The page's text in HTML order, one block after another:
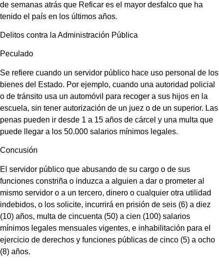
de semanas atrás que Reficar es el mayor desfalco que ha
tenido el país en los últimos años.
Delitos contra la Administración Pública
Peculado
Se refiere cuando un servidor público hace uso personal de los
bienes del Estado. Por ejemplo, cuando una autoridad policial
o de tránsito usa un automóvil para recoger a sus hijos en la
escuela, sin tener autorización de un juez o de un superior. Las
penas pueden ir desde 1 a 15 años de cárcel y una multa que
puede llegar a los 50.000 salarios mínimos legales.
Concusión
El servidor público que abusando de su cargo o de sus
funciones constriña o induzca a alguien a dar o prometer al
mismo servidor o a un tercero, dinero o cualquier otra utilidad
indebidos, o los solicite, incurrirá en prisión de seis (6) a diez
(10) años, multa de cincuenta (50) a cien (100) salarios
mínimos legales mensuales vigentes, e inhabilitación para el
ejercicio de derechos y funciones públicas de cinco (5) a ocho
(8) años.